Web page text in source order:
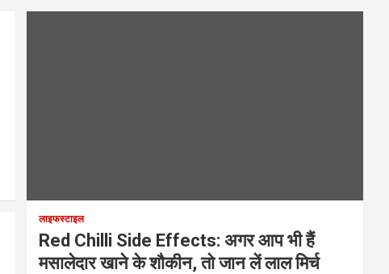
लाइफस्टाइल
Red Chilli Side Effects: अगर आप भी हैं
मसालेदार खाने के शौकीन, तो जान लें लाल मिर्च